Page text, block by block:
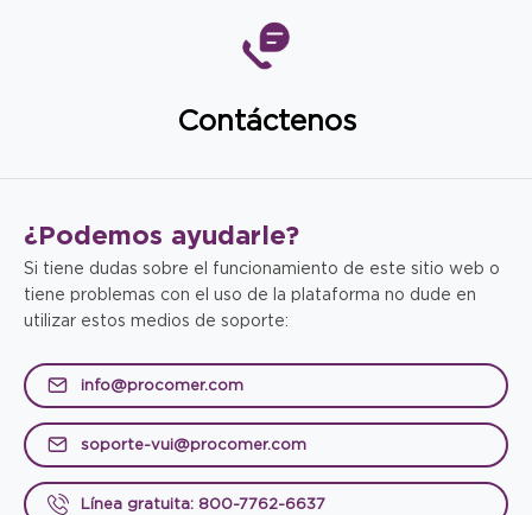
Contáctenos
¿Podemos ayudarle?
Si tiene dudas sobre el funcionamiento de este sitio web o
tiene problemas con el uso de la plataforma no dude en
utilizar estos medios de soporte:
info@procomer.com
soporte-vui@procomer.com
Línea gratuita: 800-7762-6637